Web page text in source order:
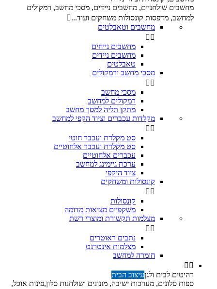
מחשבים שולחניים, מחשבים ניידים, מסכי מחשב, רמקולים
למחשב, מדפסות קונסולות משחקים ועוד...
מחשבים וטאבלטים
 
מחשבים נייחים
מחשבים ניידים
טאבלטים
מסכי מחשב ורמקולים
 
מסכי מחשב
רמקולים למחשב
מתקן תליה למסך מחשב
מקלדות עכברים וציוד הקפי למחשב
 
סט מקלדת ועכבר חוטי
סט מקלדת ועכבר אלחוטיים
עכברים אלחוטיים
ערכת גיימינג למחשב
ציוד היקפי
קונסולות ומשחקים
 
קונסולות
משקפיים מציאות מדומה
מצלמות תקשורת ומוצרי רשת
 
נתבים ראוטרים
מצלמות אינטרנט
חומרה למחשב
 
רהיטים לבית ולגןעיצוב הבית
ספות סלונים, מערכות ישיבה, מזנונים ושולחנות סלון,פינות אוכל,